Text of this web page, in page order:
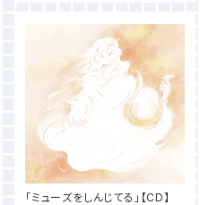
「ミューズをしんじてる」【CD】